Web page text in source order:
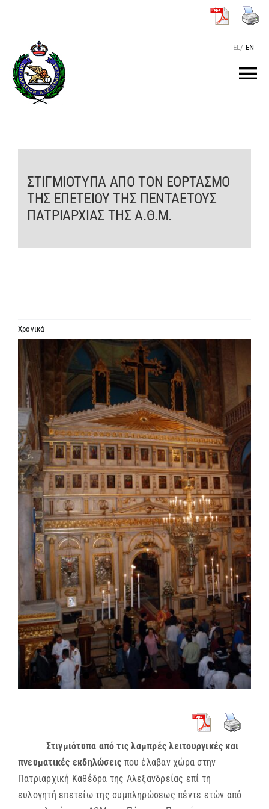
περιεχόμενο
EL/ EN
ΤΟ ΠΑΤΡΙΑΡΧΕΙΟ
MEDIA
ΕΝΗΜΕΡΩΣΗ
ΣΥΝΔΕΣΕΙΣ
ΣΤΙΓΜΙΟΤΥΠΑ ΑΠΟ ΤΟΝ ΕΟΡΤΑΣΜΟ
ΤΗΣ ΕΠΕΤΕΙΟΥ ΤΗΣ ΠΕΝΤΑΕΤΟΥΣ
ΠΑΤΡΙΑΡΧΙΑΣ ΤΗΣ Α.Θ.Μ.
Χρονικά
Προβολή
μεγαλύτερης
εικόνας
Στιγμιότυπα από τις λαμπρές λειτουργικές και
πνευματικές εκδηλώσεις που έλαβαν χώρα στην
Πατριαρχική Καθέδρα της Αλεξανδρείας επί τη
ευλογητή επετείω της συμπληρώσεως πέντε ετών από